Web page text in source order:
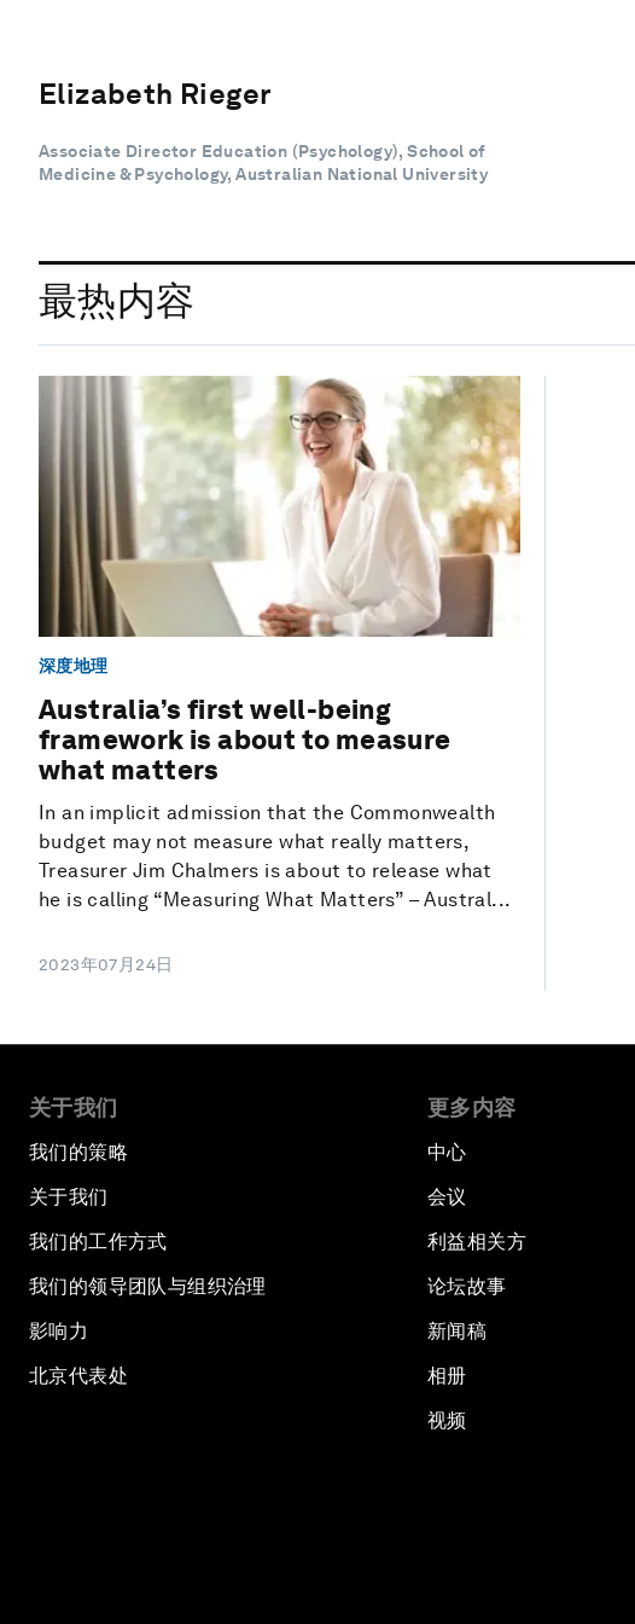
Elizabeth Rieger
Associate Director Education (Psychology), School of
Medicine & Psychology, Australian National University
最热内容
深度地理
Australia’s first well-being
framework is about to measure
what matters
In an implicit admission that the Commonwealth
budget may not measure what really matters,
Treasurer Jim Chalmers is about to release what
he is calling “Measuring What Matters” – Austral...
2023年07月24日
关于我们
我们的策略
关于我们
我们的工作方式
我们的领导团队与组织治理
影响力
北京代表处
更多内容
中心
会议
利益相关方
论坛故事
新闻稿
相册
视频